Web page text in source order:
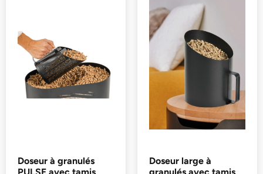
Doseur à granulés
Doseur large à